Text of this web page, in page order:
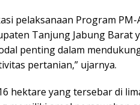
pelaksanaan Program PM-
Tanjung Jabung Barat
penting dalam
pertanian,” ujarnya.
hektare yang tersebar di